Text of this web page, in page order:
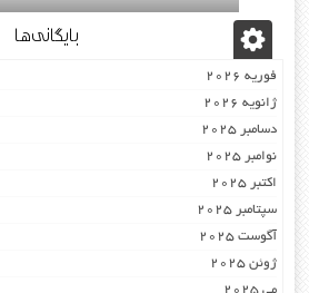
بایگانی‌ها
فوریه 2026
ژانویه 2026
دسامبر 2025
نوامبر 2025
اکتبر 2025
سپتامبر 2025
آگوست 2025
ژوئن 2025
می 2025